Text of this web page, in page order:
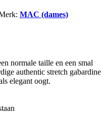
MAC (dames)
normale taille en een smal
authentic stretch gabardine
elegant oogt.